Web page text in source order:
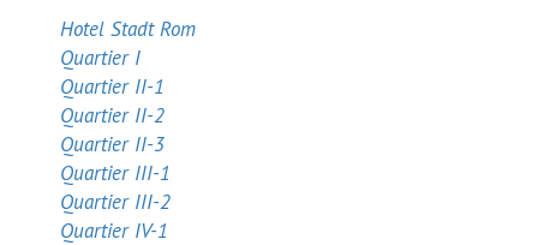
Hotel Stadt Rom
Quartier I
Quartier II-1
Quartier II-2
Quartier II-3
Quartier III-1
Quartier III-2
Quartier IV-1